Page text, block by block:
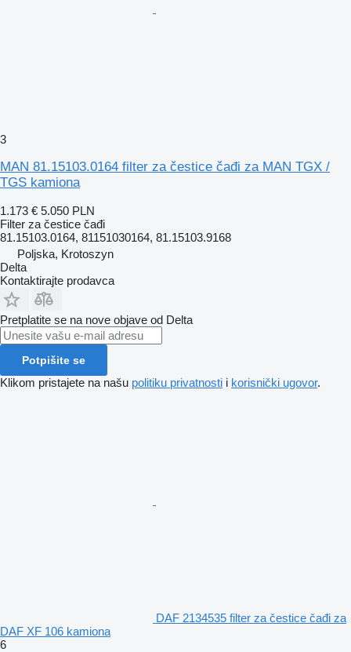
3
MAN 81.15103.0164 filter za čestice čađi za MAN TGX /
TGS kamiona
1.173 € 5.050 PLN
Filter za čestice čađi
81.15103.0164, 81151030164, 81.15103.9168
Poljska, Krotoszyn
Delta
Kontaktirajte prodavca
Pretplatite se na nove objave od Delta
Potpišite se
Klikom pristajete na našu politiku privatnosti i korisnički ugovor.
DAF 2134535 filter za čestice čađi za
DAF XF 106 kamiona
6